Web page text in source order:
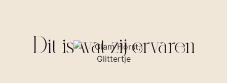
Dit is wat zij ervaren